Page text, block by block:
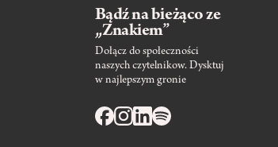
Bądź na bieżąco ze
„Znakiem”
Dołącz do społeczności
naszych czytelnikow. Dysktuj
w najlepszym gronie